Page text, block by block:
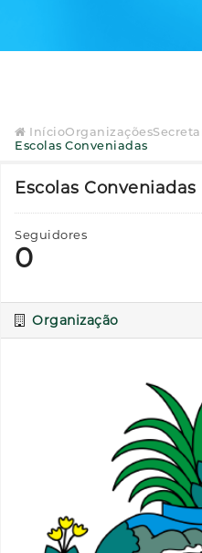
InícioOrganizações
Escolas Conveniadas
Escolas Conveniadas
Seguidores
0
Organização